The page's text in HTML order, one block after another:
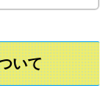
いて